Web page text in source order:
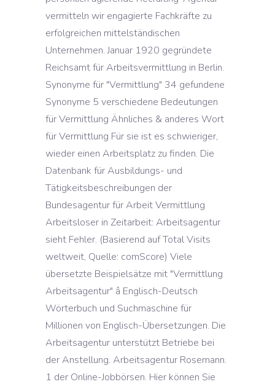
vermitteln wir engagierte Fachkräfte zu
erfolgreichen mittelständischen
Unternehmen. Januar 1920 gegründete
Reichsamt für Arbeitsvermittlung in Berlin.
Synonyme für "Vermittlung" 34 gefundene
Synonyme 5 verschiedene Bedeutungen
für Vermittlung Ähnliches & anderes Wort
für Vermittlung Für sie ist es schwieriger,
wieder einen Arbeitsplatz zu finden. Die
Datenbank für Ausbildungs- und
Tätigkeitsbeschreibungen der
Bundesagentur für Arbeit Vermittlung
Arbeitsloser in Zeitarbeit: Arbeitsagentur
sieht Fehler. (Basierend auf Total Visits
weltweit, Quelle: comScore) Viele
übersetzte Beispielsätze mit "Vermittlung
Arbeitsagentur" â Englisch-Deutsch
Wörterbuch und Suchmaschine für
Millionen von Englisch-Übersetzungen. Die
Arbeitsagentur unterstützt Betriebe bei
der Anstellung. Arbeitsagentur Rosemann.
1 der Online-Jobbörsen. Hier können Sie